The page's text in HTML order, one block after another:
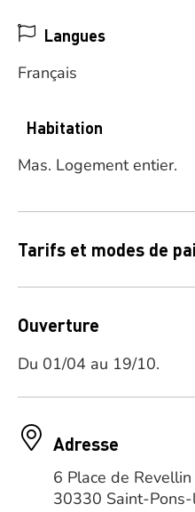
Langues
Français
Habitation
Mas. Logement entier.
Tarifs et modes de
Ouverture
Du 01/04 au 19/10.
Adresse
6 Place de Revellin
30330 Saint-